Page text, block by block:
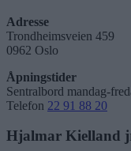
Adresse
Trondheimsveien 459
0962 Oslo
Åpningstider
Sentralbord mandag-
Telefon 22 91 88 20
Hjalmar Kielland